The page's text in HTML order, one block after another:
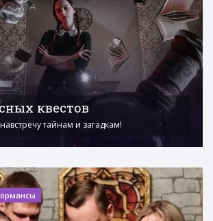
квестов
тайнам и загадкам!